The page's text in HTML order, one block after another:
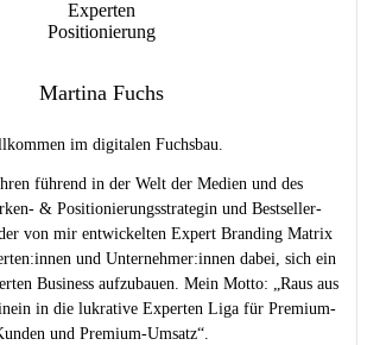
Martina Fuchs
im digitalen Fuchsbau.
führend in der Welt der Medien und des
& Positionierungsstrategin und Bestseller-
von mir entwickelten Expert Branding Matrix
und Unternehmer:innen dabei, sich ein
Business aufzubauen. Mein Motto: „Raus aus
in die lukrative Experten Liga für Premium-
und Premium-Umsatz“.